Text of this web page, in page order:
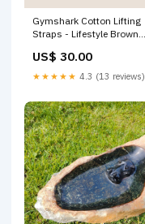
Gymshark Cotton Lifting
Straps - Lifestyle Brown
US$ 30.00
★★★★★ 4.3 (13 reviews)